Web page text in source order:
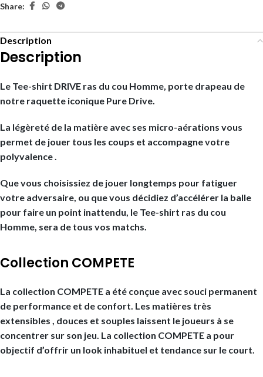
Share:
Description
Description
Le Tee-shirt DRIVE ras du cou Homme, porte drapeau de
notre raquette iconique Pure Drive.
La légèreté de la matière avec ses micro-aérations vous
permet de jouer tous les coups et accompagne votre
polyvalence .
Que vous choisissiez de jouer longtemps pour fatiguer
votre adversaire, ou que vous décidiez d’accélérer la balle
pour faire un point inattendu, le Tee-shirt ras du cou
Homme, sera de tous vos matchs.
Collection COMPETE
La collection COMPETE a été conçue avec souci permanent
de performance et de confort. Les matières très
extensibles , douces et souples laissent le joueurs à se
concentrer sur son jeu. La collection COMPETE a pour
objectif d’offrir un look inhabituel et tendance sur le court.